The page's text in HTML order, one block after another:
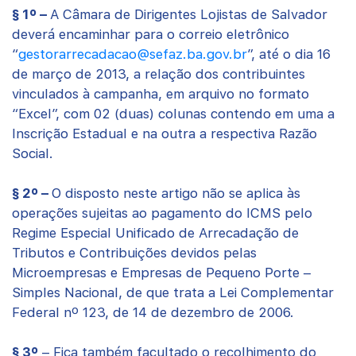
§ 1º – A Câmara de Dirigentes Lojistas de Salvador
deverá encaminhar para o correio eletrônico
“gestorarrecadacao@sefaz.ba.gov.br”, até o dia 16
de março de 2013, a relação dos contribuintes
vinculados à campanha, em arquivo no formato
“Excel”, com 02 (duas) colunas contendo em uma a
Inscrição Estadual e na outra a respectiva Razão
Social.
§ 2º – O disposto neste artigo não se aplica às
operações sujeitas ao pagamento do ICMS pelo
Regime Especial Unificado de Arrecadação de
Tributos e Contribuições devidos pelas
Microempresas e Empresas de Pequeno Porte –
Simples Nacional, de que trata a Lei Complementar
Federal nº 123, de 14 de dezembro de 2006.
§ 3º – Fica também facultado o recolhimento do